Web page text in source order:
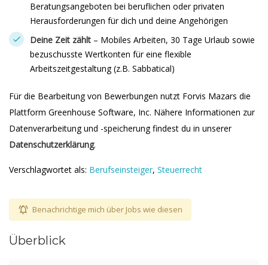
Beratungsangeboten bei beruflichen oder privaten
Herausforderungen für dich und deine Angehörigen
Deine Zeit zählt – Mobiles Arbeiten, 30 Tage Urlaub sowie
bezuschusste Wertkonten für eine flexible
Arbeitszeitgestaltung (z.B. Sabbatical)
Für die Bearbeitung von Bewerbungen nutzt Forvis Mazars die
Plattform Greenhouse Software, Inc. Nähere Informationen zur
Datenverarbeitung und -speicherung findest du in unserer
Datenschutzerklärung.
Verschlagwortet als: Berufseinsteiger, Steuerrecht
Benachrichtige mich über Jobs wie diesen
Überblick